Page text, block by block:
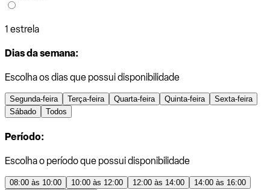
1 estrela
Dias da semana:
Escolha os dias que possui disponibilidade
Segunda-feira Terça-feira Quarta-feira Quinta-feira
Sexta-feira
Sábado
Todos
Período:
Escolha o período que possui disponibilidade
08:00 às 10:00 10:00 às 12:00 12:00 às 14:00
14:00 às 16:00